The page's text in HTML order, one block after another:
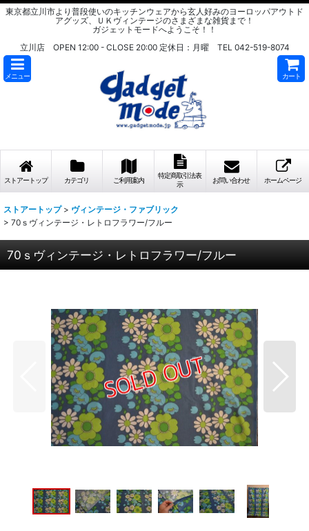
東京都立川市より普段使いのキッチンウェアから玄人好みのヨーロッパアウトド
アグッズ、ＵＫヴィンテージのさまざまな雑貨まで！
ガジェットモードへようこそ！！
立川店 OPEN 12:00 - CLOSE 20:00 定休日：月曜 TEL 042-519-8074
メニュー カート
ストアートップ カテゴリ ご利用案内
特定商取引法表
示
お問い合わせ ホームページ
ストアートップ > ヴィンテージ・ファブリック
> 70ｓヴィンテージ・レトロフラワー/フルー
70ｓヴィンテージ・レトロフラワー/フルー